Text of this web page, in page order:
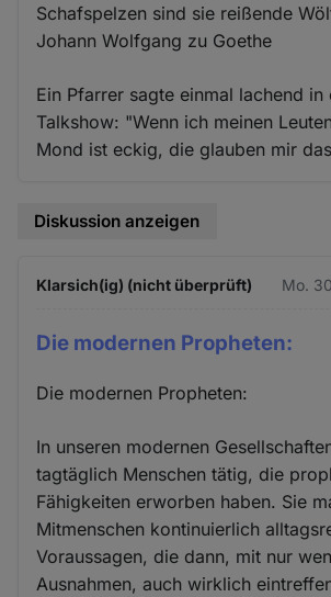
Schafspelzen sind sie reißende
Johann Wolfgang zu Goethe
Ein Pfarrer sagte einmal lachend in
Talkshow: "Wenn ich meinen
Mond ist eckig, die glauben mir
Diskussion anzeigen
Klarsich(ig) (nicht überprüft) Mo.
Die modernen Propheten:
Die modernen Propheten:
In unseren modernen
tagtäglich Menschen tätig, die
Fähigkeiten erworben haben. Sie
Mitmenschen kontinuierlich
Voraussagen, die dann, mit nur
Ausnahmen, auch wirklich